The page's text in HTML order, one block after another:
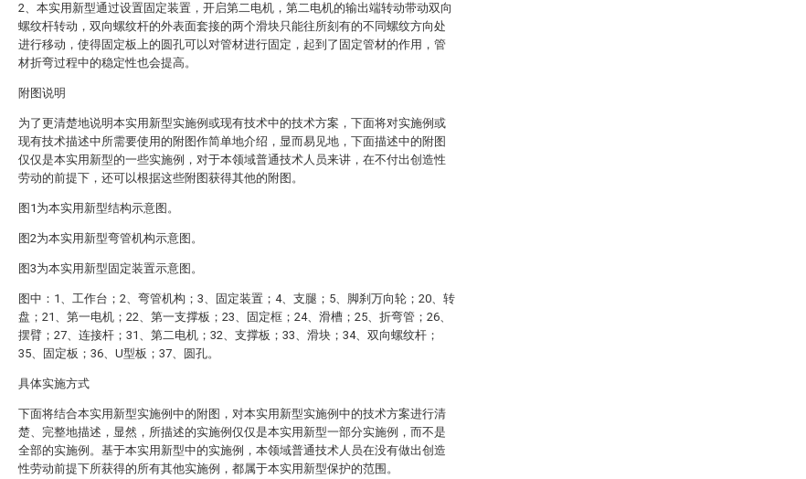
2、本实用新型通过设置固定装置，开启第二电机，第二电机的输出端转动带动双向
螺纹杆转动，双向螺纹杆的外表面套接的两个滑块只能往所刻有的不同螺纹方向处
进行移动，使得固定板上的圆孔可以对管材进行固定，起到了固定管材的作用，管
材折弯过程中的稳定性也会提高。
附图说明
为了更清楚地说明本实用新型实施例或现有技术中的技术方案，下面将对实施例或
现有技术描述中所需要使用的附图作简单地介绍，显而易见地，下面描述中的附图
仅仅是本实用新型的一些实施例，对于本领域普通技术人员来讲，在不付出创造性
劳动的前提下，还可以根据这些附图获得其他的附图。
图1为本实用新型结构示意图。
图2为本实用新型弯管机构示意图。
图3为本实用新型固定装置示意图。
图中：1、工作台；2、弯管机构；3、固定装置；4、支腿；5、脚刹万向轮；20、转
盘；21、第一电机；22、第一支撑板；23、固定框；24、滑槽；25、折弯管；26、
摆臂；27、连接杆；31、第二电机；32、支撑板；33、滑块；34、双向螺纹杆；
35、固定板；36、U型板；37、圆孔。
具体实施方式
下面将结合本实用新型实施例中的附图，对本实用新型实施例中的技术方案进行清
楚、完整地描述，显然，所描述的实施例仅仅是本实用新型一部分实施例，而不是
全部的实施例。基于本实用新型中的实施例，本领域普通技术人员在没有做出创造
性劳动前提下所获得的所有其他实施例，都属于本实用新型保护的范围。